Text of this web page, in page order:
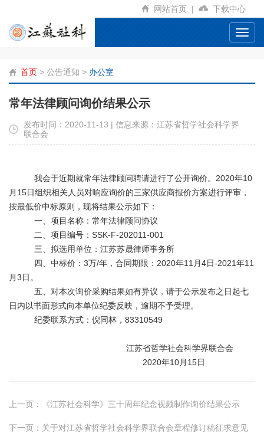
网站首页 | 下载中心
首页 > 公告通知 > 办公室
常年法律顾问询价结果公示
发布时间：2020-11-13 | 信息来源：江苏省哲学社会科学界
联合会
我会于近期就常年法律顾问聘请进行了公开询价。 2020年10
月 15日组织相关人员对响应询价的三家供应商报价方案进行评审，
按最低价中标原则，现将结果公示如下：
一、 项目名称：常年法律顾问协议
二、项目编号： SSK-F-202011-001
三、 拟选用单位 ： 江苏苏晟律师事务所
四、中标价： 3万/年，合同期限： 2020年11 月4日-2021年11
月3日。
五 、对本次询价采购结果如有异议，请于公示发布之日起七
日内以书面形式向本单位纪委反映，逾期不予受理。
纪委联系方式：倪同林， 83310549
江苏省哲学社会科学界联合会
2020年10月 15日
上一页： 《江苏社会科学》三十周年纪念视频制作询价结果公示
下一页： 关于对江苏省哲学社会科学界联合会章程修订稿征求意见